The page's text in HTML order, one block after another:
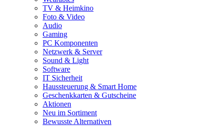
TV & Heimkino
Foto & Video
Audio
Gaming
PC Komponenten
Netzwerk & Server
Sound & Light
Software
IT Sicherheit
Haussteuerung & Smart Home
Geschenkkarten & Gutscheine
Aktionen
Neu im Sortiment
Bewusste Alternativen